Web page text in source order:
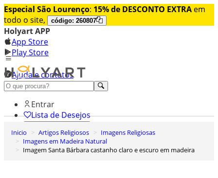
Especial São Lourenço: 15% de DESCONTO EXTRA em
todo o site,
código: 260807
Holyart APP
App Store
Play Store
Ajuda e contatos
Conheça premium
Entrar
Lista de Desejos
0
Carrinho de Compras
Inicio Artigos Religiosos
Imagens Religiosas
Imagens em Madeira Natural
Imagem Santa Bárbara castanho claro e escuro em madeira